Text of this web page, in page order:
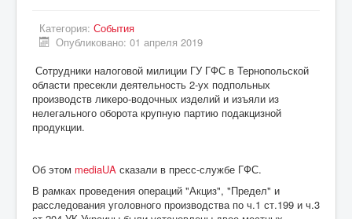
ES
PL
Категория: События
Опубликовано: 01 апреля 2019
Сотрудники налоговой милиции ГУ ГФС в Тернопольской
области пресекли деятельность 2-ух подпольных
производств ликеро-водочных изделий и изъяли из
нелегального оборота крупную партию подакцизной
продукции.
Об этом mediaUA сказали в пресс-службе ГФС.
В рамках проведения операций "Акциз", "Предел" и
расследования уголовного производства по ч.1 ст.199 и ч.3